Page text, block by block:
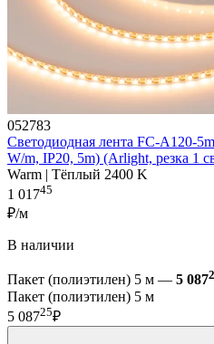
052783
Светодиодная лента FC-A120-
W/m, IP20, 5m) (Arlight, резка 1
Warm | Тёплый 2400 K
1 01745
₽/м
В наличии
Пакет (полиэтилен) 5 м — 5 087
Пакет (полиэтилен) 5 м
5 08725₽